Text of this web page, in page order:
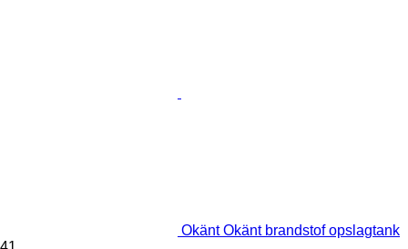
Okänt Okänt brandstof opslagtank